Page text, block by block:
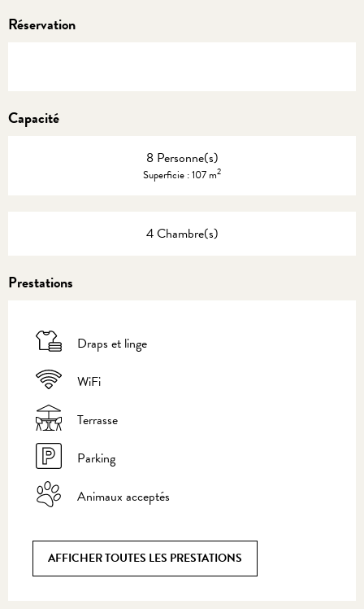
Réservation
Capacité
8 Personne(s)
Superficie : 107 m2
4 Chambre(s)
Prestations
Draps et linge
WiFi
Terrasse
Parking
Animaux acceptés
AFFICHER TOUTES LES PRESTATIONS